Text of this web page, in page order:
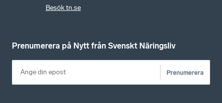
Besök tn.se
Prenumerera på Nytt från Svenskt Näringsliv
Prenumerera